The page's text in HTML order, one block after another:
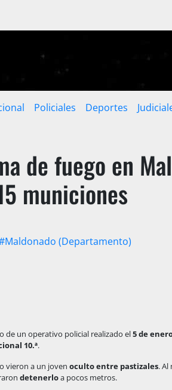
Policiales Deportes
de fuego en
municiones
(Departamento)
de un operativo policial realizado el5 de
10.ª.
vieron a un joven oculto entre pastizales. Al
detenerloa pocos metros.